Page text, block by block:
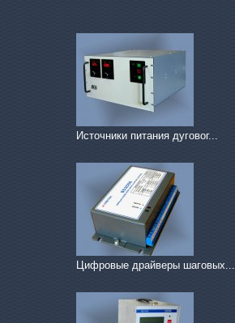
Источники питания дуговог...
Цифровые драйверы шаговых...